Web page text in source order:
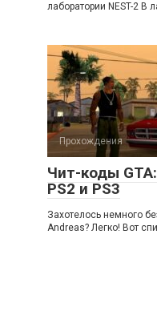
лаборатории NEST-2 В
Прохождения
Чит-коды
PS2 и PS3
Захотелось немного
Andreas? Легко! Вот